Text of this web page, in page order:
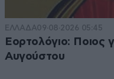
ΕΛΛΑΔΑ09·08·2026 05:45
Εορτολόγιο: Ποιος
Αυγούστου